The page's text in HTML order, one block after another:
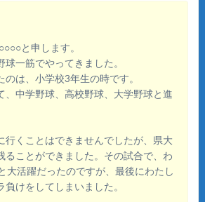
と申します。
球一筋でやってきました。
は、小学校3年生の時です。
、中学野球、高校野球、大学野球と進
行くことはできませんでしたが、県大
ることができました。その試合で、わ
大活躍だったのですが、最後にわたし
けをしてしまいました。